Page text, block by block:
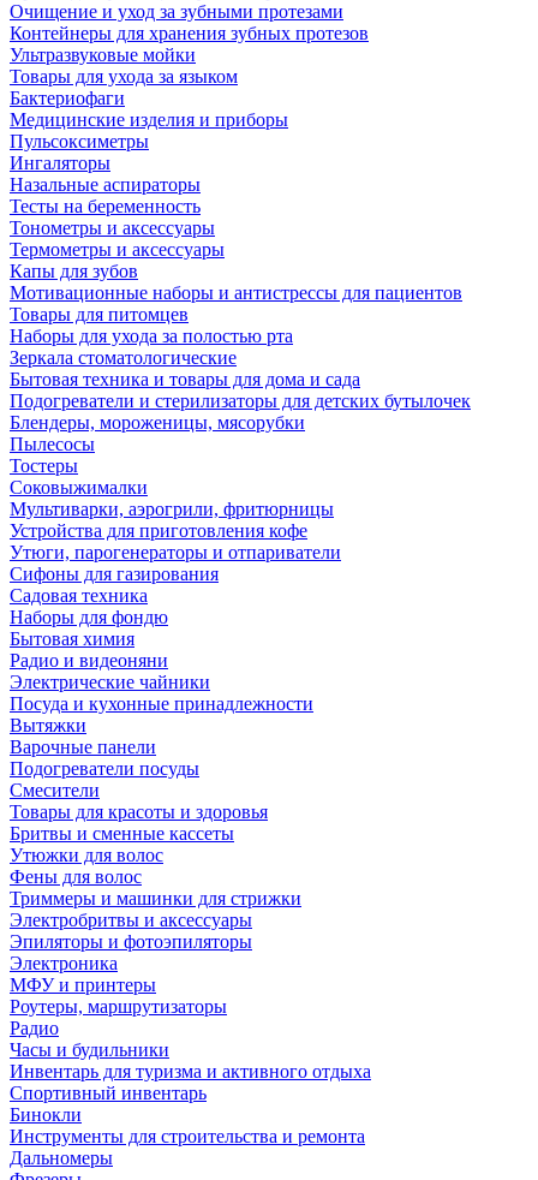
Очищение и уход за зубными протезами
Контейнеры для хранения зубных протезов
Ультразвуковые мойки
Товары для ухода за языком
Бактериофаги
Медицинские изделия и приборы
Пульсоксиметры
Ингаляторы
Назальные аспираторы
Тесты на беременность
Тонометры и аксессуары
Термометры и аксессуары
Капы для зубов
Мотивационные наборы и антистрессы для пациентов
Товары для питомцев
Наборы для ухода за полостью рта
Зеркала стоматологические
Бытовая техника и товары для дома и сада
Подогреватели и стерилизаторы для детских бутылочек
Блендеры, мороженицы, мясорубки
Пылесосы
Тостеры
Соковыжималки
Мультиварки, аэрогрили, фритюрницы
Устройства для приготовления кофе
Утюги, парогенераторы и отпариватели
Сифоны для газирования
Садовая техника
Наборы для фондю
Бытовая химия
Радио и видеоняни
Электрические чайники
Посуда и кухонные принадлежности
Вытяжки
Варочные панели
Подогреватели посуды
Смесители
Товары для красоты и здоровья
Бритвы и сменные кассеты
Утюжки для волос
Фены для волос
Триммеры и машинки для стрижки
Электробритвы и аксессуары
Эпиляторы и фотоэпиляторы
Электроника
МФУ и принтеры
Роутеры, маршрутизаторы
Радио
Часы и будильники
Инвентарь для туризма и активного отдыха
Спортивный инвентарь
Бинокли
Инструменты для строительства и ремонта
Дальномеры